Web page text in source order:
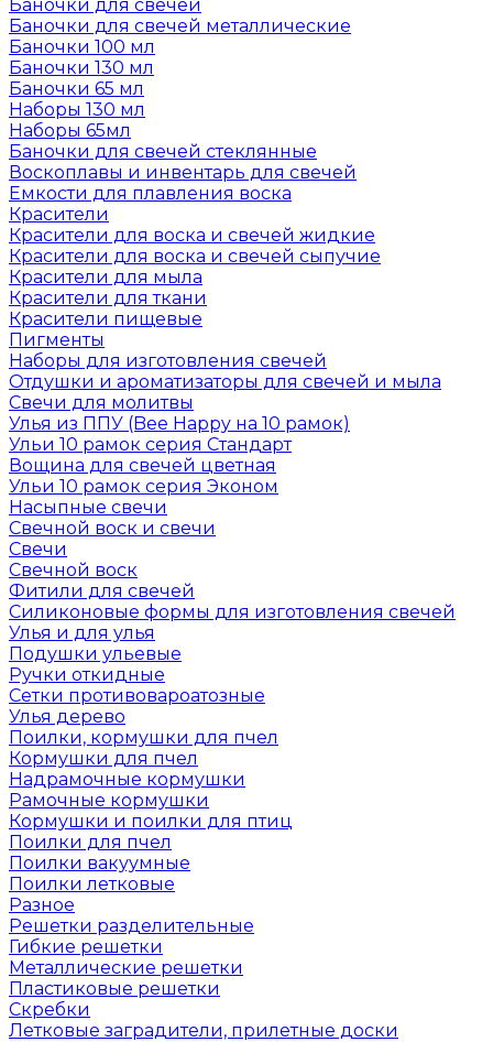
Баночки для свечей
Баночки для свечей металлические
Баночки 100 мл
Баночки 130 мл
Баночки 65 мл
Наборы 130 мл
Наборы 65мл
Баночки для свечей стеклянные
Воскоплавы и инвентарь для свечей
Емкости для плавления воска
Красители
Красители для воска и свечей жидкие
Красители для воска и свечей сыпучие
Красители для мыла
Красители для ткани
Красители пищевые
Пигменты
Наборы для изготовления свечей
Отдушки и ароматизаторы для свечей и мыла
Свечи для молитвы
Улья из ППУ (Bee Happy на 10 рамок)
Ульи 10 рамок серия Стандарт
Вощина для свечей цветная
Ульи 10 рамок серия Эконом
Насыпные свечи
Свечной воск и свечи
Свечи
Свечной воск
Фитили для свечей
Силиконовые формы для изготовления свечей
Улья и для улья
Подушки ульевые
Ручки откидные
Сетки противовароатозные
Улья дерево
Поилки, кормушки для пчел
Кормушки для пчел
Надрамочные кормушки
Рамочные кормушки
Кормушки и поилки для птиц
Поилки для пчел
Поилки вакуумные
Поилки летковые
Разное
Решетки разделительные
Гибкие решетки
Металлические решетки
Пластиковые решетки
Скребки
Летковые заградители, прилетные доски